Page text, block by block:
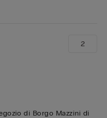
di Borgo Mazzini di
2